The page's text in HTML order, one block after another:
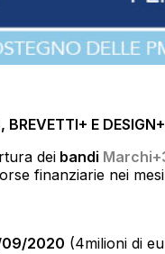
E
dei bandi
finanziarie nei
2020 (4milioni di